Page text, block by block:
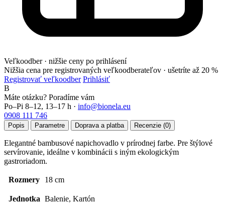
Veľkoodber · nižšie ceny po prihlásení
Nižšia cena pre registrovaných veľkoodberateľov · ušetríte až 20 %
Registrovať veľkoodber Prihlásiť
B
Máte otázku? Poradíme vám
Po–Pi 8–12, 13–17 h · info@bionela.eu
0908 111 746
Popis Parametre Doprava a platba Recenzie (0)
Elegantné bambusové napichovadlo v prírodnej farbe. Pre štýlové
servírovanie, ideálne v kombinácii s iným ekologickým
gastroriadom.
Rozmery 18 cm
Jednotka Balenie, Kartón